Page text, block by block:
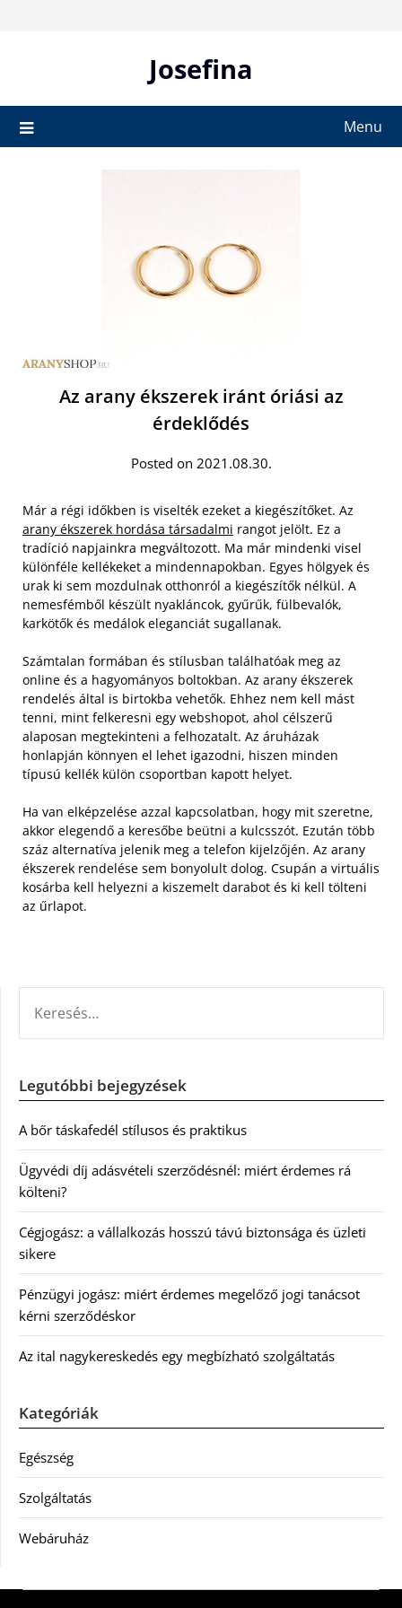
Josefina
Menu
Az arany ékszerek iránt óriási az
érdeklődés
Posted on 2021.08.30.
Már a régi időkben is viselték ezeket a kiegészítőket. Az
arany ékszerek hordása társadalmi rangot jelölt. Ez a
tradíció napjainkra megváltozott. Ma már mindenki visel
különféle kellékeket a mindennapokban. Egyes hölgyek és
urak ki sem mozdulnak otthonról a kiegészítők nélkül. A
nemesfémből készült nyakláncok, gyűrűk, fülbevalók,
karkötők és medálok eleganciát sugallanak.
Számtalan formában és stílusban találhatóak meg az
online és a hagyományos boltokban. Az arany ékszerek
rendelés által is birtokba vehetők. Ehhez nem kell mást
tenni, mint felkeresni egy webshopot, ahol célszerű
alaposan megtekinteni a felhozatalt. Az áruházak
honlapján könnyen el lehet igazodni, hiszen minden
típusú kellék külön csoportban kapott helyet.
Ha van elképzelése azzal kapcsolatban, hogy mit szeretne,
akkor elegendő a keresőbe beütni a kulcsszót. Ezután több
száz alternatíva jelenik meg a telefon kijelzőjén. Az arany
ékszerek rendelése sem bonyolult dolog. Csupán a virtuális
kosárba kell helyezni a kiszemelt darabot és ki kell tölteni
az űrlapot.
Legutóbbi bejegyzések
A bőr táskafedél stílusos és praktikus
Ügyvédi díj adásvételi szerződésnél: miért érdemes rá
költeni?
Cégjogász: a vállalkozás hosszú távú biztonsága és üzleti
sikere
Pénzügyi jogász: miért érdemes megelőző jogi tanácsot
kérni szerződéskor
Az ital nagykereskedés egy megbízható szolgáltatás
Kategóriák
Egészség
Szolgáltatás
Webáruház